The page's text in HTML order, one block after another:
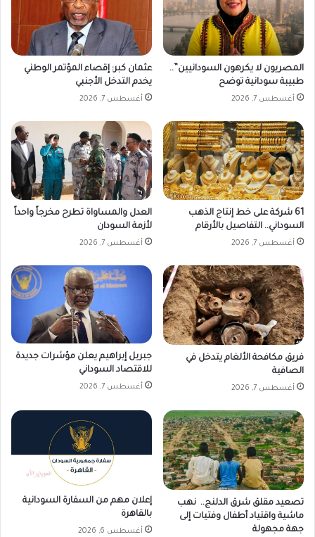
ع
و
د
ي
ة
المصريون لا يكرهون السودانيين”..
طبيبة سودانية توضح
أغسطس 7, 2026
عثمان كبر: إقصاء المؤتمر الوطني
يخدم التدخل الأجنبي
أغسطس 7, 2026
61 شركة على خط إنتاج الذهب
السوداني.. التفاصيل بالأرقام
أغسطس 7, 2026
العدل والمساواة تطرح مخرجاً واحداً
لأزمة السودان
أغسطس 7, 2026
فريق مكافحة الألغام يتدخل في
الصافية
أغسطس 7, 2026
جبريل إبراهيم يعلن مؤشرات جديدة
للاقتصاد السوداني
أغسطس 7, 2026
تصعيد مقلق شرق الدلنج.. نهب
ماشية واقتياد أطفال وفتيات إلى
جهة مجهولة
إعلان مهم من السفارة السودانية
بالقاهرة
أغسطس 6, 2026